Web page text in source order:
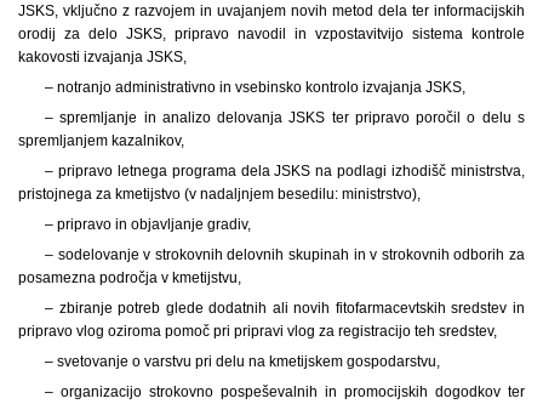
JSKS, vključno z razvojem in uvajanjem novih metod dela ter informacijskih
orodij za delo JSKS, pripravo navodil in vzpostavitvijo sistema kontrole
kakovosti izvajanja JSKS,
– notranjo administrativno in vsebinsko kontrolo izvajanja JSKS,
– spremljanje in analizo delovanja JSKS ter pripravo poročil o delu s
spremljanjem kazalnikov,
– pripravo letnega programa dela JSKS na podlagi izhodišč ministrstva,
pristojnega za kmetijstvo (v nadaljnjem besedilu: ministrstvo),
– pripravo in objavljanje gradiv,
– sodelovanje v strokovnih delovnih skupinah in v strokovnih odborih za
posamezna področja v kmetijstvu,
– zbiranje potreb glede dodatnih ali novih fitofarmacevtskih sredstev in
pripravo vlog oziroma pomoč pri pripravi vlog za registracijo teh sredstev,
– svetovanje o varstvu pri delu na kmetijskem gospodarstvu,
– organizacijo strokovno pospeševalnih in promocijskih dogodkov ter